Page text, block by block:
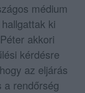
médium
ki
akkori
kérdésre
az eljárás
a rendőrség